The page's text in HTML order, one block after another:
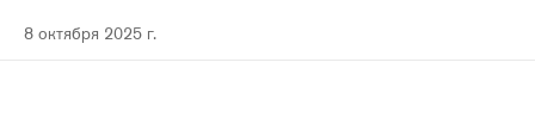
8 октября 2025 г.